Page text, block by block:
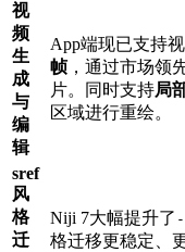
视
频
生
成
与
编
辑
App端现已支持
帧，通过市场领
片。同时支持局
区域进行重绘。
sref
风
格
迁
Niji 7大幅提升了
格迁移更稳定、